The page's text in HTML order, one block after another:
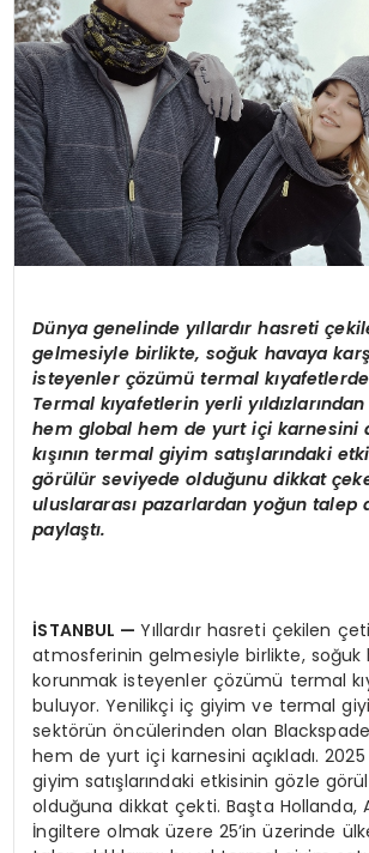
Dünya genelinde yıllardır hasreti
gelmesiyle birlikte, soğuk havaya
isteyenler çözümütermal k
Termal kıyafetlerin yerli
hem global hem de yurt içi karnesini
kışının termal giyim satışlarındaki
görülür seviyede olduğunu dikkat
uluslararası pazarlardan yoğun talep
paylaştı.
İSTANBUL —Yıllardır hasreti çekilen
atmosferinin gelmesiyle birlikte, soğuk
korunmak isteyenler çözümü termal
buluyor. Yenilikçi iç giyim ve termal
sektörün öncülerinden olan
hem de yurt içi karnesini açıkladı. 2025
giyim satışlarındaki etkisinin gözle
olduğuna dikkat çekti. Başta Hollanda,
İngiltere olmak üzere 25’in üzerinde